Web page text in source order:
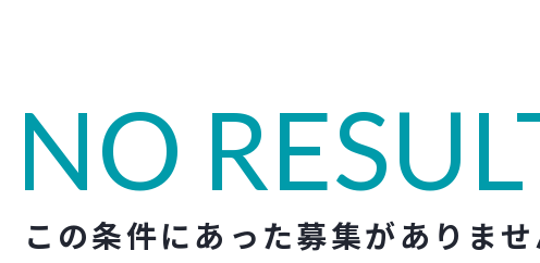
NO
この条件にあった募集がありま